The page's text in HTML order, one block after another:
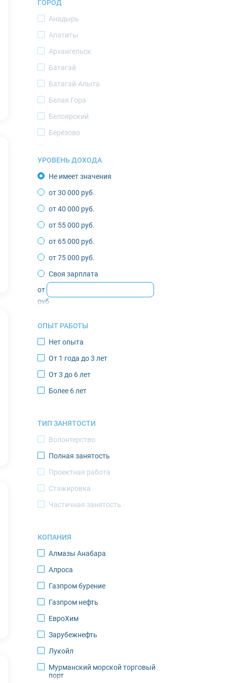
Ямало-Ненецкий АО
ГОРОД
Анадырь
Апатиты
Архангельск
Батагай
Батагай-Алыта
Белая Гора
Белоярский
Берёзово
Верхоянск
Воркута
Губкинский
Депутатский
Жиганск
Зырянка
Игарка
Инта
Казачье
Кировск
Костомукша
Лабытнанги
Мончегорск
Муравленко
Нарьян-Мар
Новодвинск
Новый Уренгой
Норильск
Ноябрьск
Оленегорск
Певек
Салехард
Саскылах
Северодвинск
Североморск
Среднеколымск
Тикси
Томтор
Усинск
УРОВЕНЬ ДОХОДА
Не имеет значения
от 30 000 руб.
от 40 000 руб.
от 55 000 руб.
от 65 000 руб.
от 75 000 руб.
Своя зарплата
от
руб
ОПЫТ РАБОТЫ
Нет опыта
От 1 года до 3 лет
От 3 до 6 лет
Более 6 лет
ТИП ЗАНЯТОСТИ
Волонтерство
Полная занятость
Проектная работа
Стажировка
Частичная занятость
КОПАНИЯ
Алмазы Анабара
Алроса
Газпром бурение
Газпром нефть
ЕвроХим
Зарубежнефть
Лукойл
Мурманский морской торговый
порт